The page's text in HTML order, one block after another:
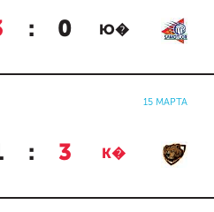
: 0 Ю�
15 МАРТА
: 3 К�